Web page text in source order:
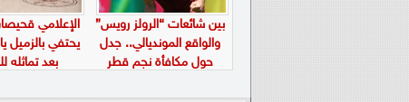
بين شائعات “الرولز رويس”
والواقع المونديالي.. جدل
حول مكافأة نجم قطر
الإعلامي
يحتفي بالزميل
بعد تماثله